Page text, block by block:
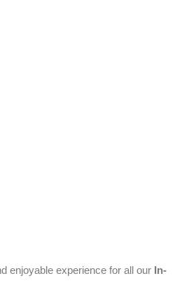
enjoyable experience for all our In-